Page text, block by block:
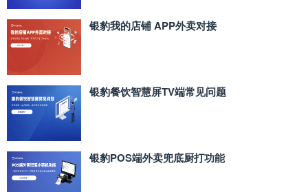
银豹我的店铺 APP外卖对接
银豹餐饮智慧屏TV端常见问题
银豹POS端外卖兜底厨打功能